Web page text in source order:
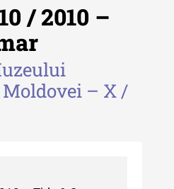
istorice"
istorice" - XLIV
/ 2010 –
– X /